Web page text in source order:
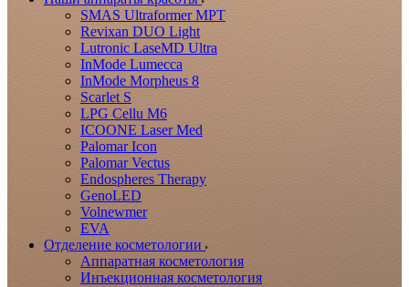
SMAS Ultraformer MPT
Revixan DUO Light
Lutronic LaseMD Ultra
InMode Lumecca
InMode Morpheus 8
Scarlet S
LPG Cellu M6
ICOONE Laser Med
Palomar Icon
Palomar Vectus
Endospheres Therapy
GenoLED
Volnewmer
EVA
Отделение косметологии
Аппаратная косметология
Инъекционная косметология